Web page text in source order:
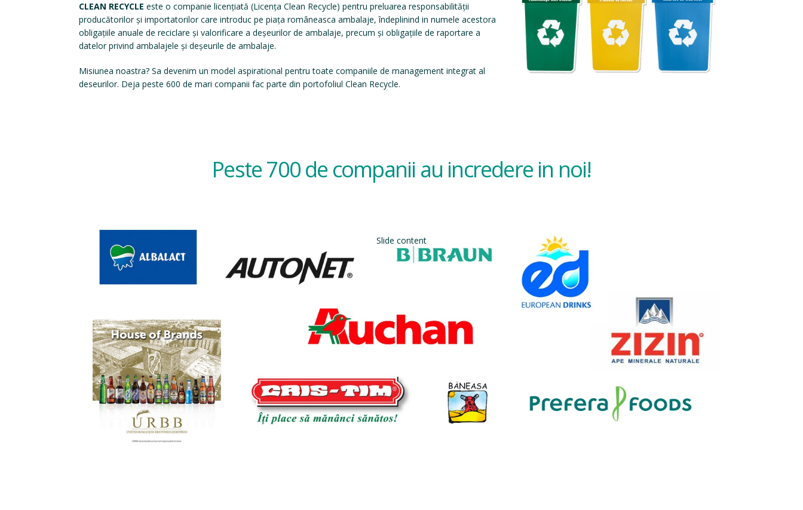
CLEAN RECYCLE este o companie licențiată (Licența Clean Recycle) pentru preluarea responsabilității
producătorilor și importatorilor care introduc pe piața româneasca ambalaje, îndeplinind in numele acestora
obligațiile anuale de reciclare și valorificare a deșeurilor de ambalaje, precum și obligațiile de raportare a
datelor privind ambalajele și deșeurile de ambalaje.
Misiunea noastra? Sa devenim un model aspirational pentru toate companiile de management integrat al
deseurilor. Deja peste 600 de mari companii fac parte din portofoliul Clean Recycle.
Peste 700 de companii au incredere in noi!